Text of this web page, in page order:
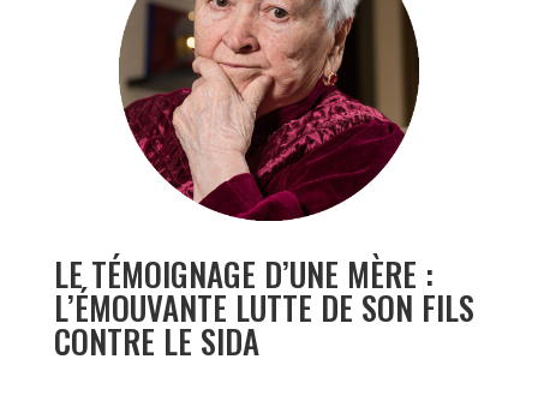
LE TÉMOIGNAGE D’UNE MÈRE :
L’ÉMOUVANTE LUTTE DE SON FILS
CONTRE LE SIDA